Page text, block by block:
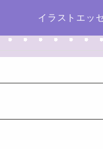
イラストエッ